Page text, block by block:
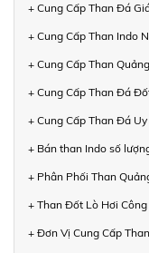
+ Cung Cấp Than Đá
+ Cung Cấp Than Indo
+ Cung Cấp Than
+ Cung Cấp Than Đá
+ Cung Cấp Than Đá
+ Bán than Indo số
+ Phân Phối Than
+ Than Đốt Lò Hơi
+ Đơn Vị Cung Cấp